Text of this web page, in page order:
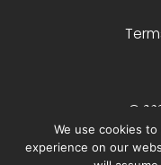
©
We use cookies
experience on our